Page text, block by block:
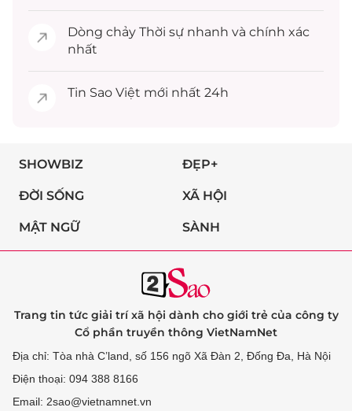
Dòng chảy Thời sự nhanh và chính xác
nhất
Tin Sao Việt mới nhất 24h
SHOWBIZ ĐẸP+
ĐỜI SỐNG XÃ HỘI
MẬT NGỮ SÀNH
Trang tin tức giải trí xã hội dành cho giới trẻ của công ty
Cổ phần truyền thông VietNamNet
Địa chỉ: Tòa nhà C’land, số 156 ngõ Xã Đàn 2, Đống Đa, Hà Nội
Điện thoại: 094 388 8166
Email: 2sao@vietnamnet.vn